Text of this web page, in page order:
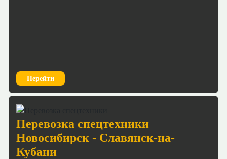
Перейти
Перевозка спецтехники
Новосибирск - Славянск-на-
Кубани